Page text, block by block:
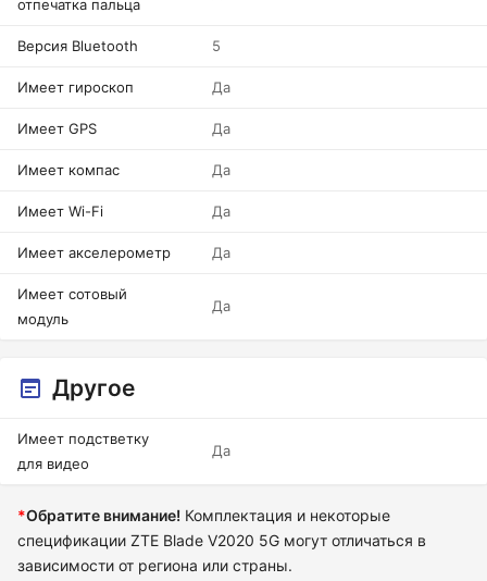
отпечатка пальца
Версия Bluetooth 5
Имеет гироскоп Да
Имеет GPS Да
Имеет компас Да
Имеет Wi-Fi Да
Имеет акселерометр Да
Имеет сотовый
модуль
Да
Другое
Имеет подстветку
для видео
Да
*Обратите внимание! Комплектация и некоторые
спецификации ZTE Blade V2020 5G могут отличаться в
зависимости от региона или страны.